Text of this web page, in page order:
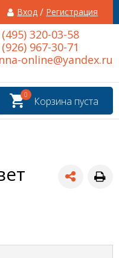
Вход / Регистрация
320-03-58
967-30-71
online@yandex.ru
Корзина пуста
0